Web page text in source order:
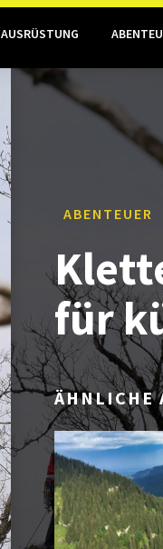
AUSRÜSTUNG
ABENTEUER
für
ÄHNLICHE